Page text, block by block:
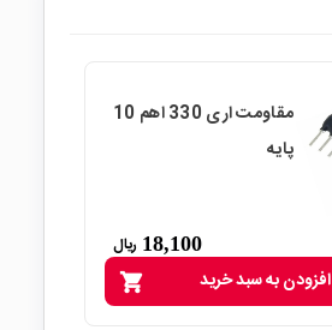
مقاومت اری 330 اهم 10
پایه
18,100 ریال
shopping_cart افزودن به سبد خرید